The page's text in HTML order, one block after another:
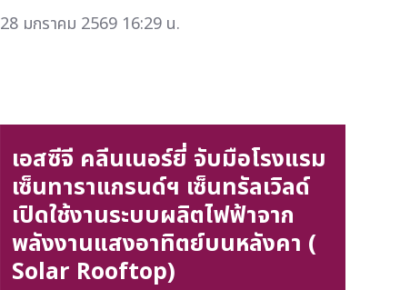
28 มกราคม 2569 16:29 น.
เอสซีจี คลีนเนอร์ยี่ จับมือโรงแรม
เซ็นทาราแกรนด์ฯ เซ็นทรัลเวิลด์
เปิดใช้งานระบบผลิตไฟฟ้าจาก
พลังงานแสงอาทิตย์บนหลังคา (
Solar Rooftop)